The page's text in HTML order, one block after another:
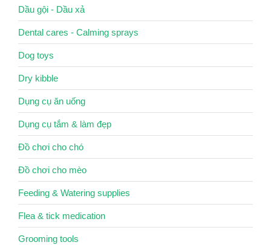
Dầu gội - Dầu xả
Dental cares - Calming sprays
Dog toys
Dry kibble
Dụng cụ ăn uống
Dụng cụ tắm & làm đẹp
Đồ chơi cho chó
Đồ chơi cho mèo
Feeding & Watering supplies
Flea & tick medication
Grooming tools